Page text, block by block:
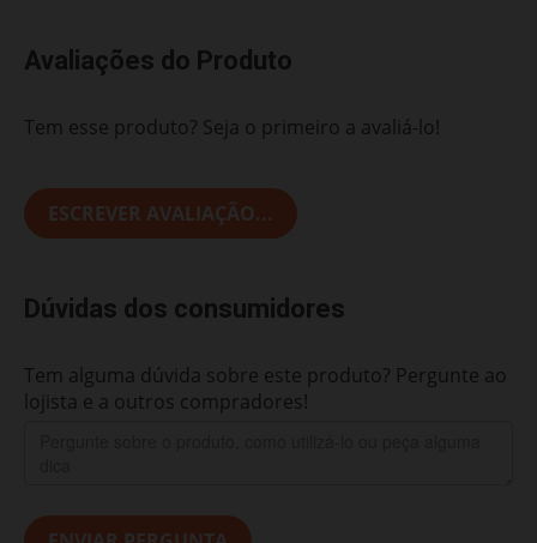
Avaliações do Produto
Tem esse produto? Seja o primeiro a avaliá-lo!
ESCREVER AVALIAÇÃO...
Dúvidas dos consumidores
Tem alguma dúvida sobre este produto? Pergunte ao
lojista e a outros compradores!